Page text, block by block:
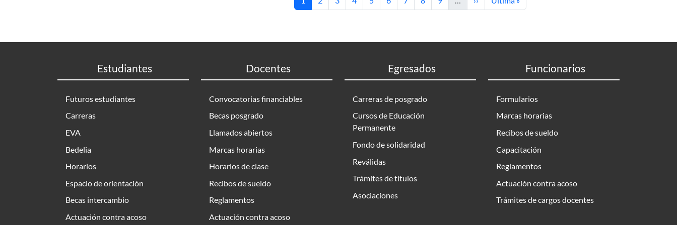
Estudiantes
Futuros estudiantes
Carreras
EVA
Bedelia
Horarios
Espacio de orientación
Becas intercambio
Actuación contra acoso
Docentes
Convocatorias financiables
Becas posgrado
Llamados abiertos
Marcas horarias
Horarios de clase
Recibos de sueldo
Reglamentos
Actuación contra acoso
Egresados
Carreras de posgrado
Cursos de Educación
Permanente
Fondo de solidaridad
Reválidas
Trámites de títulos
Asociaciones
Funcionarios
Formularios
Marcas horarias
Recibos de sueldo
Capacitación
Reglamentos
Actuación contra acoso
Trámites de cargos docentes